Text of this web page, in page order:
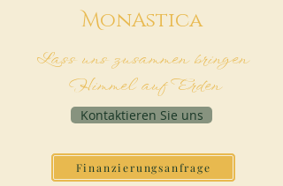
MonAstica
Lass uns zusammen bringen
Himmel auf Erden
Kontaktieren Sie uns
Finanzierungsanfrage